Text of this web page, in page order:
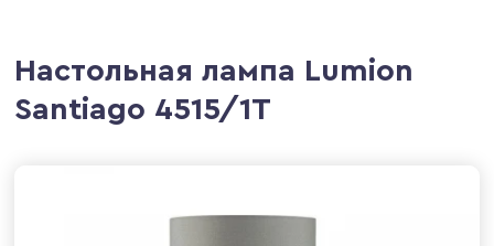
Настольная лампа Lumion
Santiago 4515/1T